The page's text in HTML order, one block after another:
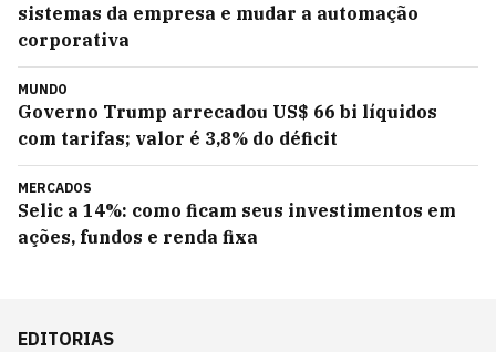
sistemas da empresa e mudar a automação
corporativa
MUNDO
Governo Trump arrecadou US$ 66 bi líquidos
com tarifas; valor é 3,8% do déficit
MERCADOS
Selic a 14%: como ficam seus investimentos em
ações, fundos e renda fixa
EDITORIAS